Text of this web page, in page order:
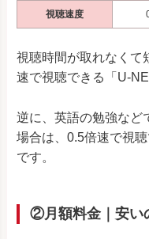
視聴速度
視聴時間が取れなくて
速で視聴できる「U-
逆に、英語の勉強など
場合は、0.5倍速で視
です。
②月額料金｜安い